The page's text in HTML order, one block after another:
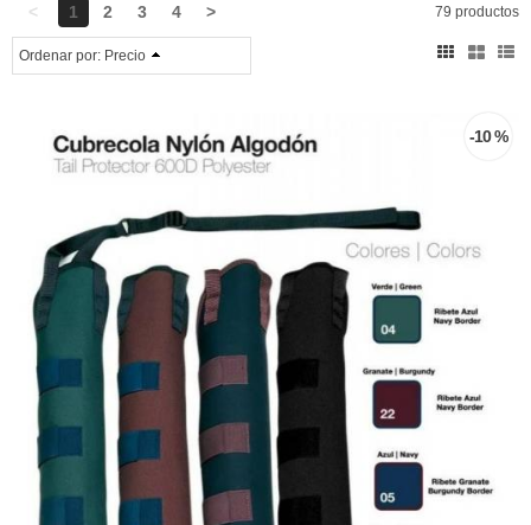
< 1 2 3 4 > 79 productos
Ordenar por: Precio
-10 %